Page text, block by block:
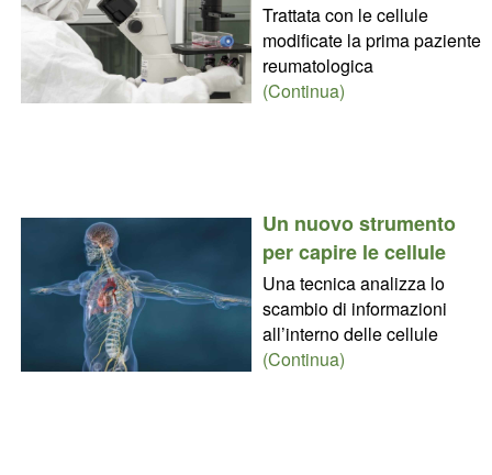
Trattata con le cellule
modificate la prima paziente
reumatologica
(Continua)
Un nuovo strumento
per capire le cellule
Una tecnica analizza lo
scambio di informazioni
all’interno delle cellule
(Continua)